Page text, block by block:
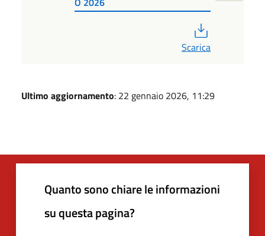
Scarica
Ultimo aggiornamento: 22 gennaio 2026, 11:29
Quanto sono chiare le informazioni
su questa pagina?